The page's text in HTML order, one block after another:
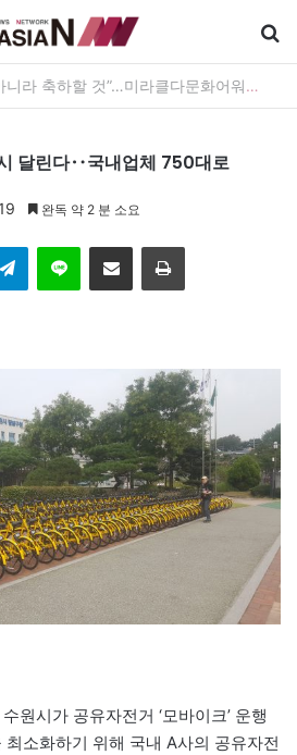
“사람을 위한 생각이라면 현실과 생각 사이에 돌다리 하나는 놓아야 하지 않을까”
달린다‥국내업체 750대로
완독 약 2 분 소요
Telegram 이메일
원시가 공유자전거 ‘모바이크’ 운행
소화하기 위해 국내 A사의 공유자전